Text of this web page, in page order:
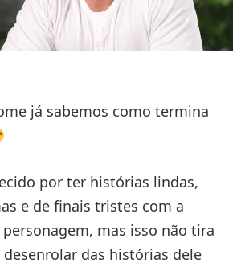
já sabemos como termina
por ter histórias lindas,
e de finais tristes com a
mas isso não tira
das histórias dele